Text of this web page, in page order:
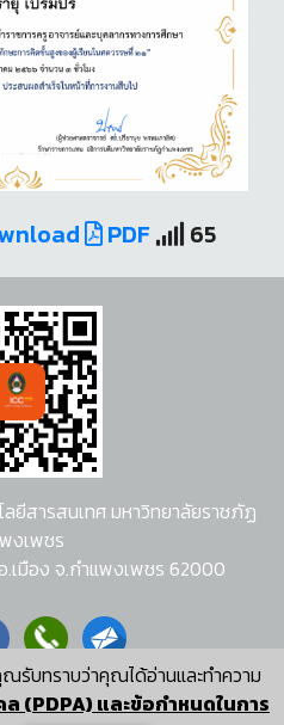
PDF 65
ณรับทราบว่าคุณได้อ่านและทำความ
(PDPA) และข้อกำหนดในการ
ยีสารสนเทศ มหาวิทยาลัยราชภัฏ
งเพชร
.เมือง จ.กำแพงเพชร 62000
อนุชา พวงผกา